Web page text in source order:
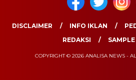
DISCLAIMER INFO IKLAN
REDAKSI
SAMPLE
COPYRIGHT © 2026 ANALISA NEWS -